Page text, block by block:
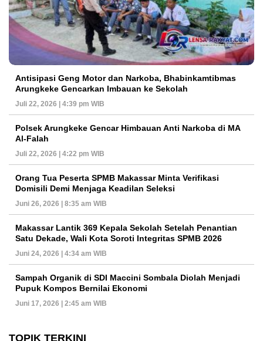
Antisipasi Geng Motor dan Narkoba, Bhabinkamtibmas
Arungkeke Gencarkan Imbauan ke Sekolah
Juli 22, 2026 | 4:39 pm WIB
Polsek Arungkeke Gencar Himbauan Anti Narkoba di MA
Al-Falah
Juli 22, 2026 | 4:22 pm WIB
Orang Tua Peserta SPMB Makassar Minta Verifikasi
Domisili Demi Menjaga Keadilan Seleksi
Juni 26, 2026 | 8:35 am WIB
Makassar Lantik 369 Kepala Sekolah Setelah Penantian
Satu Dekade, Wali Kota Soroti Integritas SPMB 2026
Juni 24, 2026 | 4:34 am WIB
Sampah Organik di SDI Maccini Sombala Diolah Menjadi
Pupuk Kompos Bernilai Ekonomi
Juni 17, 2026 | 2:45 am WIB
TOPIK TERKINI